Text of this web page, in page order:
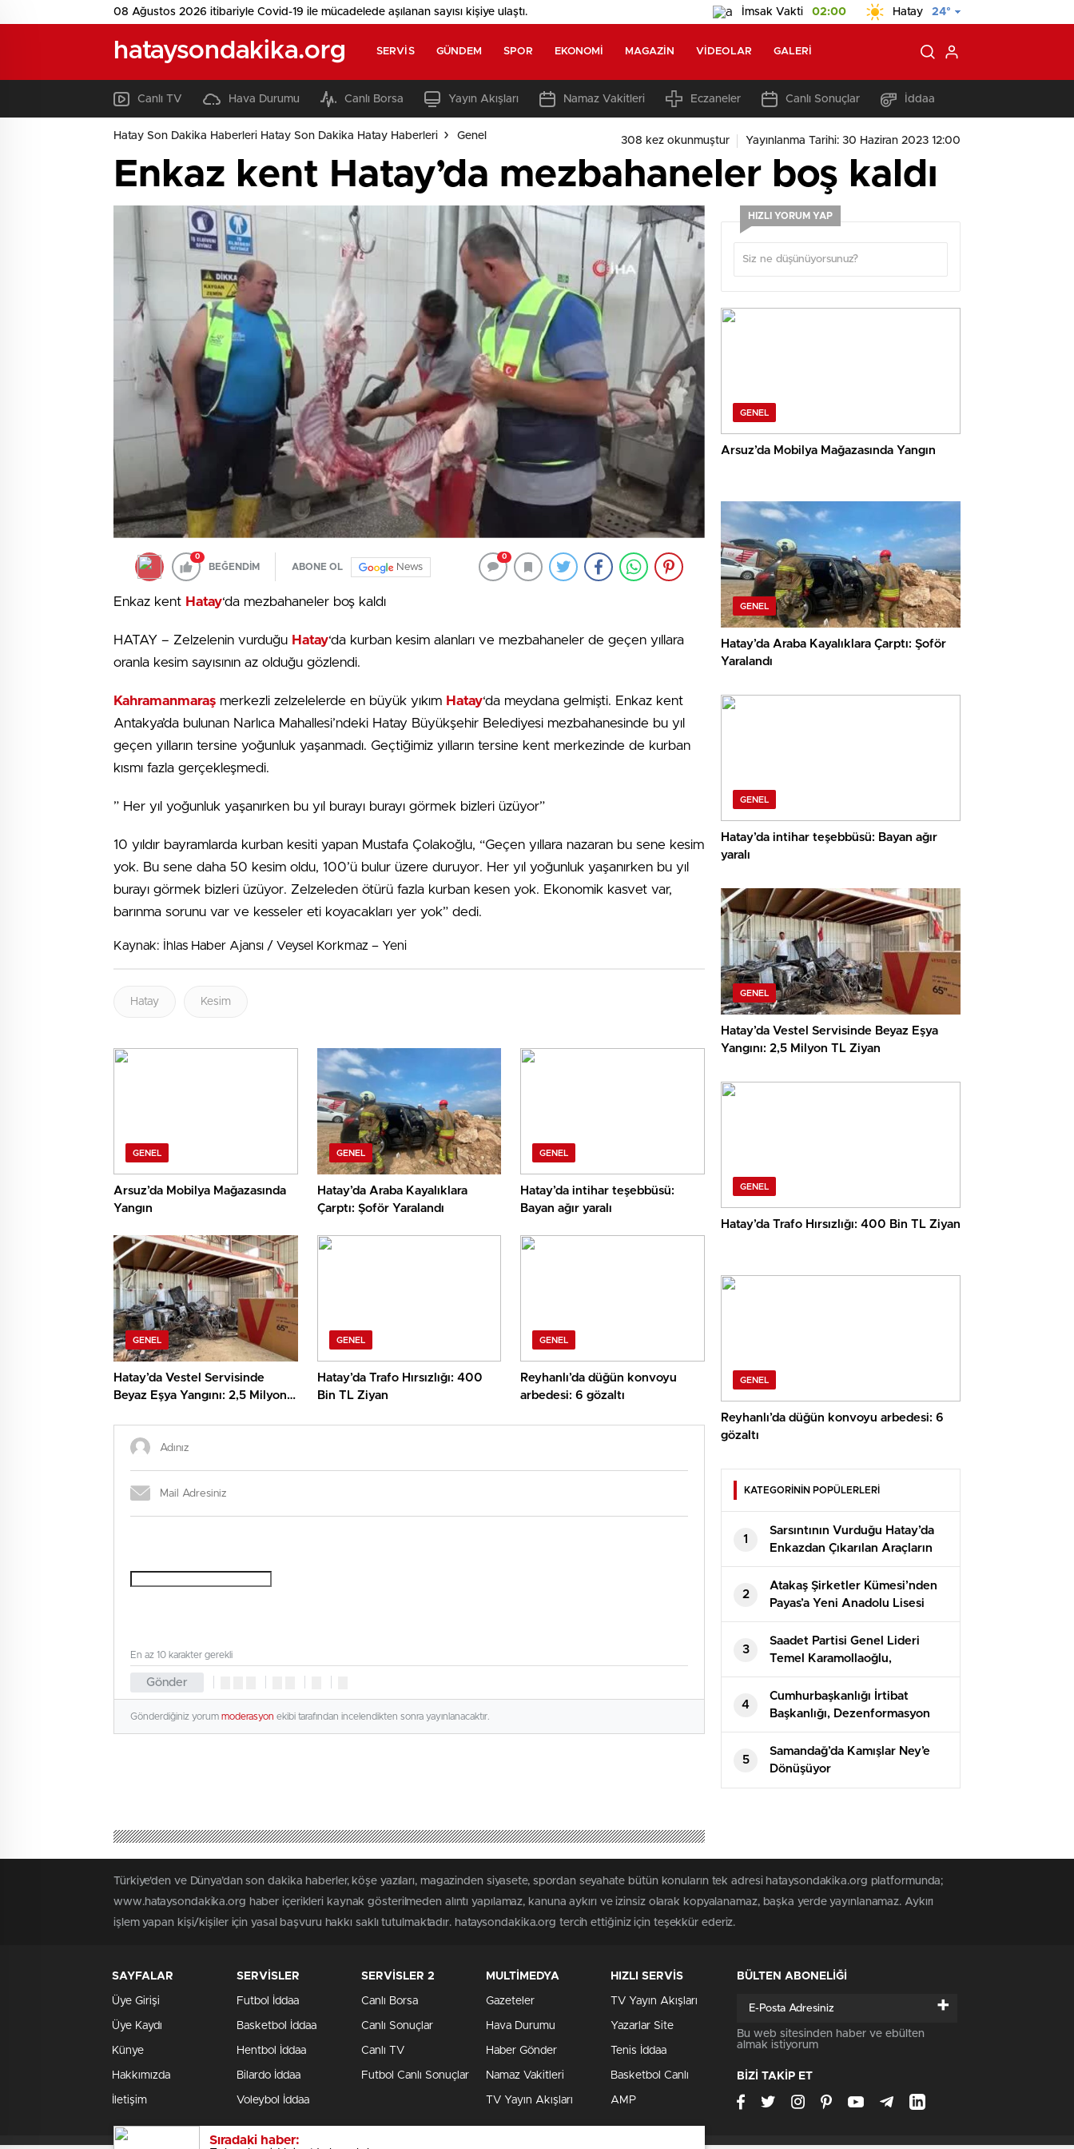
08 Ağustos 2026 itibariyle Covid-19 ile mücadelede aşılanan sayısı kişiye ulaştı. İmsak Vakti 02:00 Hatay 24°
hataysondakika.org SERVIS GÜNDEM SPOR EKONOMI MAGAZIN VIDEOLAR GALERI
Canlı TV Hava Durumu Canlı Borsa Yayın Akışları Namaz Vakitleri Eczaneler Canlı Sonuçlar İddaa
Hatay Son Dakika Haberleri Hatay Son Dakika Hatay Haberleri Genel 308 kez okunmuştur Yayınlanma Tarihi: 30 Haziran 2023 12:00
Enkaz kent Hatay’da mezbahaneler boş kaldı
0
BEĞENDİM ABONE OL News
0
Enkaz kent Hatay‘da mezbahaneler boş kaldı
HATAY – Zelzelenin vurduğu Hatay‘da kurban kesim alanları ve mezbahaneler de geçen yıllara
oranla kesim sayısının az olduğu gözlendi.
Kahramanmaraş merkezli zelzelelerde en büyük yıkım Hatay‘da meydana gelmişti. Enkaz kent
Antakya’da bulunan Narlıca Mahallesi’ndeki Hatay Büyükşehir Belediyesi mezbahanesinde bu yıl
geçen yılların tersine yoğunluk yaşanmadı. Geçtiğimiz yılların tersine kent merkezinde de kurban
kısmı fazla gerçekleşmedi.
” Her yıl yoğunluk yaşanırken bu yıl burayı burayı görmek bizleri üzüyor”
10 yıldır bayramlarda kurban kesiti yapan Mustafa Çolakoğlu, “Geçen yıllara nazaran bu sene kesim
yok. Bu sene daha 50 kesim oldu, 100’ü bulur üzere duruyor. Her yıl yoğunluk yaşanırken bu yıl
burayı görmek bizleri üzüyor. Zelzeleden ötürü fazla kurban kesen yok. Ekonomik kasvet var,
barınma sorunu var ve kesseler eti koyacakları yer yok” dedi.
Kaynak: İhlas Haber Ajansı / Veysel Korkmaz – Yeni
Hatay Kesim
GENEL
Arsuz’da Mobilya Mağazasında
Yangın
GENEL
Hatay’da Araba Kayalıklara
Çarptı: Şoför Yaralandı
GENEL
Hatay’da intihar teşebbüsü:
Bayan ağır yaralı
GENEL
Hatay’da Vestel Servisinde
Beyaz Eşya Yangını: 2,5 Milyon
GENEL
Hatay’da Trafo Hırsızlığı: 400
Bin TL Ziyan
GENEL
Reyhanlı’da düğün konvoyu
arbedesi: 6 gözaltı
Gönder
En az 10 karakter gerekli
Gönderdiğiniz yorum moderasyon ekibi tarafından incelendikten sonra yayınlanacaktır.
Sıradaki haber:
HIZLI YORUM YAP
GENEL
Arsuz’da Mobilya Mağazasında Yangın
GENEL
Hatay’da Araba Kayalıklara Çarptı: Şoför
Yaralandı
GENEL
Hatay’da intihar teşebbüsü: Bayan ağır
yaralı
GENEL
Hatay’da Vestel Servisinde Beyaz Eşya
Yangını: 2,5 Milyon TL Ziyan
GENEL
Hatay’da Trafo Hırsızlığı: 400 Bin TL Ziyan
GENEL
Reyhanlı’da düğün konvoyu arbedesi: 6
gözaltı
KATEGORİNİN POPÜLERLERİ
1
Sarsıntının Vurduğu Hatay’da
Enkazdan Çıkarılan Araçların
Teslimatı Devam Ediyor
2
Atakaş Şirketler Kümesi’nden
Payas’a Yeni Anadolu Lisesi
3
Saadet Partisi Genel Lideri
Temel Karamollaoğlu,
Yargıtay’ın Can Atalay kararına
reaksiyon gösterdi
4
Cumhurbaşkanlığı İrtibat
Başkanlığı, Dezenformasyon
Bülteni’nin 81. sayısını
yayımladı
5
Samandağ’da Kamışlar Ney’e
Dönüşüyor
Türkiye'den ve Dünya’dan son dakika haberler, köşe yazıları, magazinden siyasete, spordan seyahate bütün konuların tek adresi hataysondakika.org platformunda;
www.hataysondakika.org haber içerikleri kaynak gösterilmeden alıntı yapılamaz, kanuna aykırı ve izinsiz olarak kopyalanamaz, başka yerde yayınlanamaz. Aykırı
işlem yapan kişi/kişiler için yasal başvuru hakkı saklı tutulmaktadır. hataysondakika.org tercih ettiğiniz için teşekkür ederiz.
SAYFALAR
Üye Girişi
Üye Kaydı
Künye
Hakkımızda
İletişim
SERVİSLER
Futbol İddaa
Basketbol İddaa
Hentbol İddaa
Bilardo İddaa
Voleybol İddaa
SERVİSLER 2
Canlı Borsa
Canlı Sonuçlar
Canlı TV
Futbol Canlı Sonuçlar
MULTİMEDYA
Gazeteler
Hava Durumu
Haber Gönder
Namaz Vakitleri
TV Yayın Akışları
HIZLI SERVİS
TV Yayın Akışları
Yazarlar Site
Tenis İddaa
Basketbol Canlı
AMP
BÜLTEN ABONELİĞİ
+
Bu web sitesinden haber ve ebülten
almak istiyorum
BİZİ TAKİP ET